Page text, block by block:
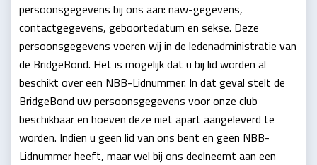
persoonsgegevens bij ons aan: naw-gegevens,
contactgegevens, geboortedatum en sekse. Deze
persoonsgegevens voeren wij in de ledenadministratie van
de BridgeBond. Het is mogelijk dat u bij lid worden al
beschikt over een NBB-Lidnummer. In dat geval stelt de
BridgeBond uw persoonsgegevens voor onze club
beschikbaar en hoeven deze niet apart aangeleverd te
worden. Indien u geen lid van ons bent en geen NBB-
Lidnummer heeft, maar wel bij ons deelneemt aan een